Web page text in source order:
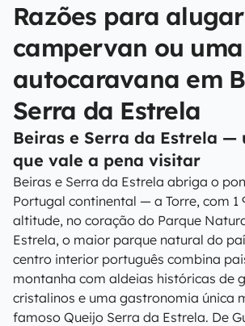
Razões para
campervan ou uma
autocaravana em
Serra da Estrela
Beiras e Serra da Estrela —
que vale a pena visitar
Beiras e Serra da Estrela abriga o
Portugal continental — a Torre, com 1
altitude, no coração do Parque
Estrela, o maior parque natural do
centro interior português combina
montanha com aldeias históricas de
cristalinos e uma gastronomia única
famoso Queijo Serra da Estrela. De